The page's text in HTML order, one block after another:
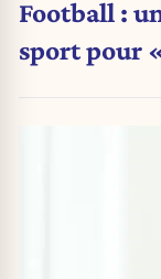
Football :
sport pour